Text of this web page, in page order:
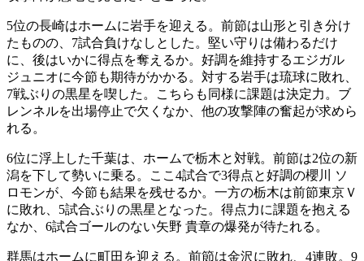
5位の長崎はホームに岩手を迎える。前節は山形と引き分け
たものの、7試合負けなしとした。堅い守りは備わるだけ
に、後はいかに得点を奪えるか。好調を維持するエジガル
ジュニオに今節も期待がかかる。対する岩手は琉球に敗れ、
7戦ぶりの黒星を喫した。こちらも同様に課題は決定力。ブ
レンネルを出場停止で欠くなか、他の攻撃陣の奮起が求めら
れる。
6位に浮上した千葉は、ホームで栃木と対戦。前節は2位の新
潟を下して勢いに乗る。ここ4試合で3得点と好調の櫻川 ソ
ロモンが、今節も結果を残せるか。一方の栃木は前節東京Ｖ
に敗れ、5試合ぶりの黒星となった。得点力に課題を抱える
なか、6試合ゴールのない矢野 貴章の爆発が待たれる。
群馬はホームに町田を迎える。前節は金沢に敗れ、4連敗。9